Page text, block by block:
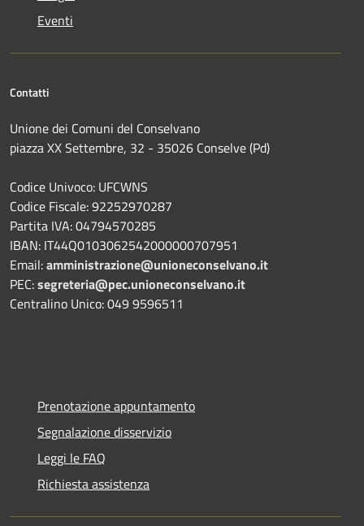
Eventi
Contatti
Unione dei Comuni del Conselvano
piazza XX Settembre, 32 - 35026 Conselve (Pd)
Codice Univoco: UFCWNS
Codice Fiscale: 92252970287
Partita IVA: 04794570285
IBAN: IT44Q0103062542000000707951
Email:amministrazione@unioneconselvano.it
PEC:segreteria@pec.unioneconselvano.it
Centralino Unico: 049 9596511
Prenotazione appuntamento
Segnalazione disservizio
Leggi le FAQ
Richiesta assistenza